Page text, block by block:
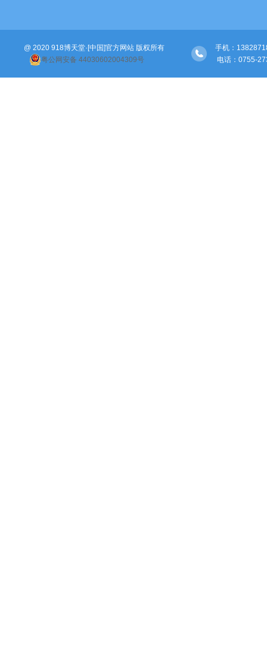
河道保洁
绿化管养
智慧环卫建设
河道保洁项目
绿化管养项目
@ 2020 918博天堂·[中国]官方网站 版权所有
粤公网安备 44030602004309号
手机：
 电话：0755-